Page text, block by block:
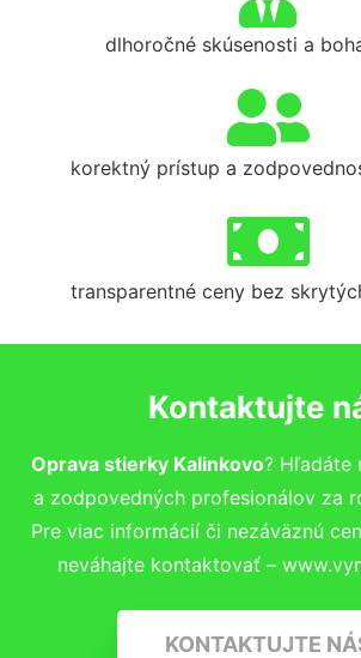
dlhoročné skúsenosti a
korektný prístup a
transparentné ceny bez
Kontaktujte
Oprava stierky Kalinkovo? Hľadáte
a zodpovedných profesionálov za
Pre viac informácií či nezáväznú
neváhajte kontaktovať –
KONTAKTUJTE